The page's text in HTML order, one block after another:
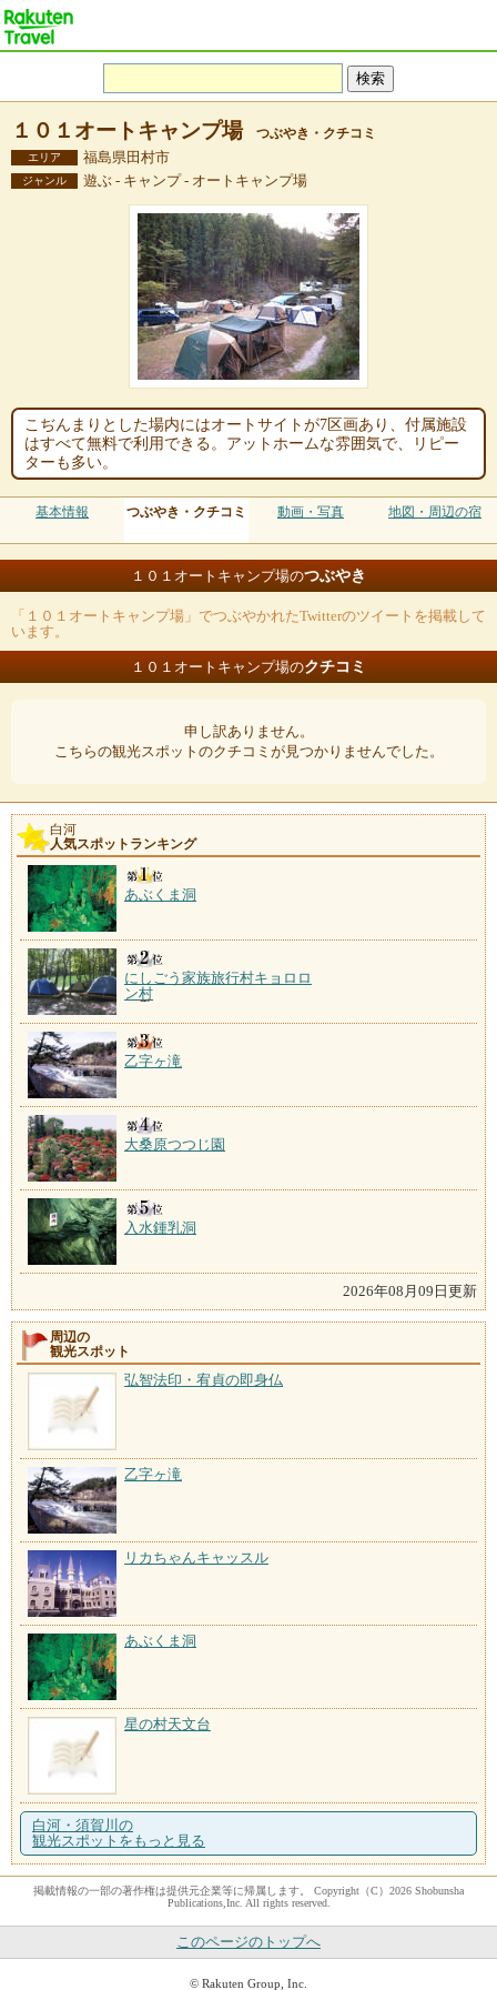
１０１オートキャンプ場 つぶやき・クチコミ
エリア 福島県田村市
ジャンル 遊ぶ - キャンプ - オートキャンプ場
こぢんまりとした場内にはオートサイトが7区画あり、付属施設
はすべて無料で利用できる。アットホームな雰囲気で、リピー
ターも多い。
基本情報 つぶやき・クチコミ 動画・写真 地図・周辺の宿
１０１オートキャンプ場のつぶやき
「１０１オートキャンプ場」でつぶやかれたTwitterのツイートを掲載して
います。
１０１オートキャンプ場のクチコミ
申し訳ありません。
こちらの観光スポットのクチコミが見つかりませんでした。
白河
人気スポットランキング
あぶくま洞
にしごう家族旅行村キョロロ
ン村
乙字ヶ滝
大桑原つつじ園
入水鍾乳洞
2026年08月09日更新
周辺の
観光スポット
弘智法印・宥貞の即身仏
乙字ヶ滝
リカちゃんキャッスル
あぶくま洞
星の村天文台
白河・須賀川の
観光スポットをもっと見る
掲載情報の一部の著作権は提供元企業等に帰属します。 Copyright（C）2026 Shobunsha
Publications,Inc. All rights reserved.
このページのトップへ
© Rakuten Group, Inc.